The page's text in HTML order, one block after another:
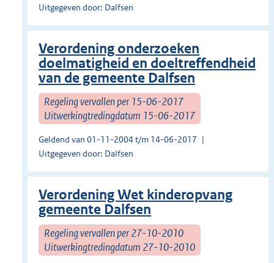
Uitgegeven door: Dalfsen
Verordening onderzoeken
doelmatigheid en doeltreffendheid
van de gemeente Dalfsen
Regeling vervallen per 15-06-2017
Uitwerkingtredingdatum 15-06-2017
Geldend van 01-11-2004 t/m 14-06-2017
Uitgegeven door: Dalfsen
Verordening Wet kinderopvang
gemeente Dalfsen
Regeling vervallen per 27-10-2010
Uitwerkingtredingdatum 27-10-2010